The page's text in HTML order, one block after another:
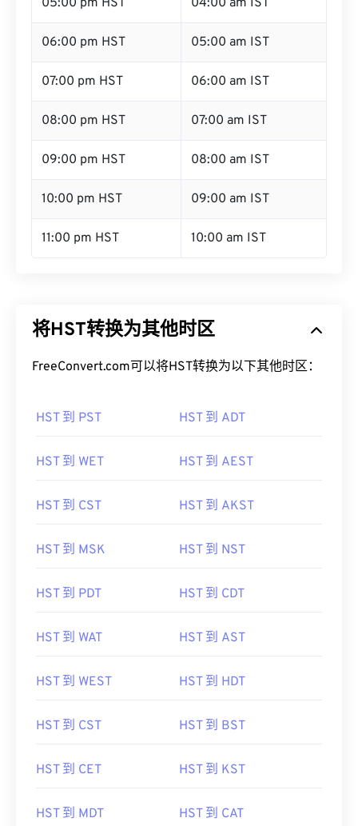
05:00 pm HST 04:00 am IST
06:00 pm HST 05:00 am IST
07:00 pm HST 06:00 am IST
08:00 pm HST 07:00 am IST
09:00 pm HST 08:00 am IST
10:00 pm HST 09:00 am IST
11:00 pm HST 10:00 am IST
将HST转换为其他时区
FreeConvert.com可以将HST转换为以下其他时区：
HST 到 PST HST 到 ADT
HST 到 WET HST 到 AEST
HST 到 CST HST 到 AKST
HST 到 MSK HST 到 NST
HST 到 PDT HST 到 CDT
HST 到 WAT HST 到 AST
HST 到 WEST HST 到 HDT
HST 到 CST HST 到 BST
HST 到 CET HST 到 KST
HST 到 MDT HST 到 CAT